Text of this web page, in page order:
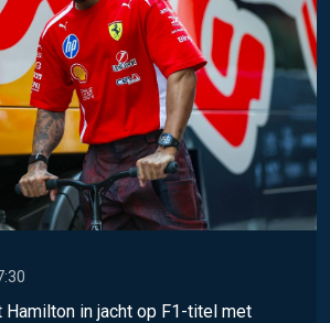
in jacht op F1-titel met